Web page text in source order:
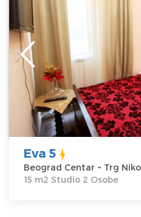
Lokacija: Beograd
Centar
Adresa:
Trg
Nikole Pašića 1
Cena 30 €
Eva 5
Beograd Centar ~ Trg
15 m2 Studio 2 Osobe